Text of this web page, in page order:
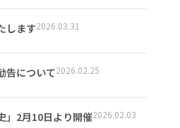
します2026.03.31
告について2026.02.25
」2月10日より開催2026.02.03